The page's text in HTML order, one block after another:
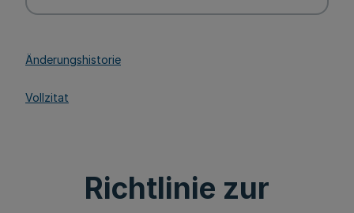
Änderungshistorie
Vollzitat
Richtlinie zur